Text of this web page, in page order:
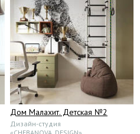
Дом Малахит. Детская №2
Дизайн-студия